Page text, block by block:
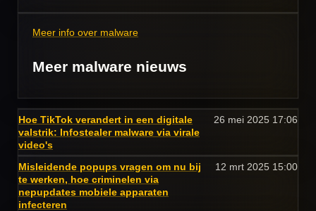
Meer info over malware
Meer malware nieuws
Hoe TikTok verandert in een digitale
valstrik: Infostealer malware via virale
video's
26 mei 2025 17:06
Misleidende popups vragen om nu bij
te werken, hoe criminelen via
nepupdates mobiele apparaten
infecteren
12 mrt 2025 15:00